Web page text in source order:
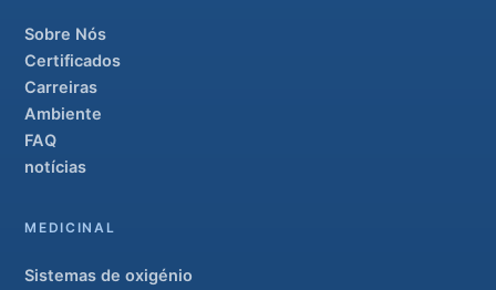
Sobre Nós
Certificados
Carreiras
Ambiente
FAQ
notícias
MEDICINAL
Sistemas de oxigénio